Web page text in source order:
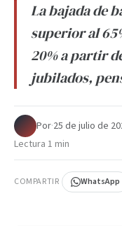
La bajada de
superior al
20% a partir
jubilados,
Por·25 de julio de
Lectura 1 min
COMPARTIR WhatsApp